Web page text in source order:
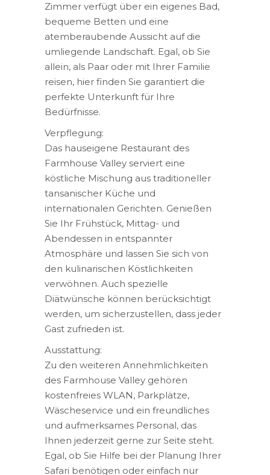
Zimmer verfügt über ein eigenes Bad,
bequeme Betten und eine
atemberaubende Aussicht auf die
umliegende Landschaft. Egal, ob Sie
allein, als Paar oder mit Ihrer Familie
reisen, hier finden Sie garantiert die
perfekte Unterkunft für Ihre
Bedürfnisse.
Verpflegung:
Das hauseigene Restaurant des
Farmhouse Valley serviert eine
köstliche Mischung aus traditioneller
tansanischer Küche und
internationalen Gerichten. Genießen
Sie Ihr Frühstück, Mittag- und
Abendessen in entspannter
Atmosphäre und lassen Sie sich von
den kulinarischen Köstlichkeiten
verwöhnen. Auch spezielle
Diätwünsche können berücksichtigt
werden, um sicherzustellen, dass jeder
Gast zufrieden ist.
Ausstattung:
Zu den weiteren Annehmlichkeiten
des Farmhouse Valley gehören
kostenfreies WLAN, Parkplätze,
Wäscheservice und ein freundliches
und aufmerksames Personal, das
Ihnen jederzeit gerne zur Seite steht.
Egal, ob Sie Hilfe bei der Planung Ihrer
Safari benötigen oder einfach nur